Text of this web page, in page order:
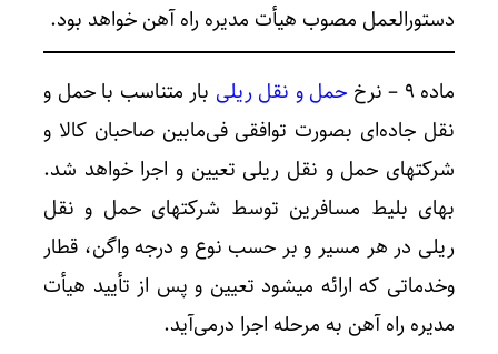
دستورالعمل مصوب هیأت مدیره راه آهن خواهد بود.
ماده ۹ – نرخ حمل و نقل ریلی بار متناسب با حمل و
نقل جاده‌ای بصورت توافقی فی‌مابین صاحبان کالا و
شرکتهای حمل و نقل ریلی تعیین و اجرا خواهد شد.
بهای بلیط مسافرین توسط شرکتهای حمل و نقل
ریلی در هر مسیر و بر حسب نوع و درجه واگن، قطار
وخدماتی که ارائه میشود تعیین و پس از تأیید هیأت
مدیره راه آهن به مرحله اجرا درمی‌آید.